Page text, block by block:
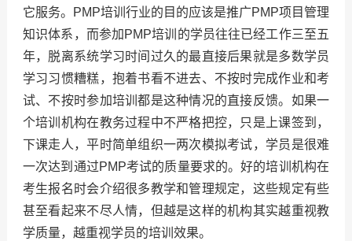
它服务。PMP培训行业的目的应该是推广PMP项目管理
知识体系，而参加PMP培训的学员往往已经工作三至五
年，脱离系统学习时间过久的最直接后果就是多数学员
学习习惯糟糕，抱着书看不进去、不按时完成作业和考
试、不按时参加培训都是这种情况的直接反馈。如果一
个培训机构在教务过程中不严格把控，只是上课签到，
下课走人，平时简单组织一两次模拟考试，学员是很难
一次达到通过PMP考试的质量要求的。好的培训机构在
考生报名时会介绍很多教学和管理规定，这些规定有些
甚至看起来不尽人情，但越是这样的机构其实越重视教
学质量，越重视学员的培训效果。